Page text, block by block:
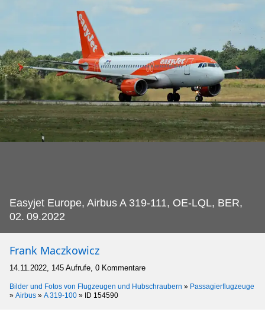
Easyjet Europe, Airbus A 319-111, OE-LQL, BER,
02. 09.2022
Frank Maczkowicz
14.11.2022, 145 Aufrufe, 0 Kommentare
Bilder und Fotos von Flugzeugen und Hubschraubern » Passagierflugzeuge
» Airbus » A 319-100 » ID 154590